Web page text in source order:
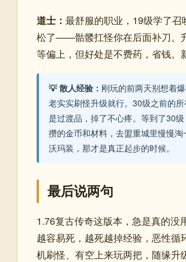
道士： 最舒服的职业，19级学了召
松了——骷髅扛怪你在后面补刀。
等偏上，但好处是不费药，省钱。
💡 散人经验： 刚玩的前两天别想着
老实实刷怪升级就行。30级之前的
是过渡品，掉了不心疼。等到了30级
攒的金币和材料，去盟重城里慢慢淘
沃玛装，那才是真正起步的时候。
最后说两句
1.76复古传奇这版本，急是真的没
越容易死，越死越掉经验，恶性循
机刷怪、有空上来玩两把，随缘升